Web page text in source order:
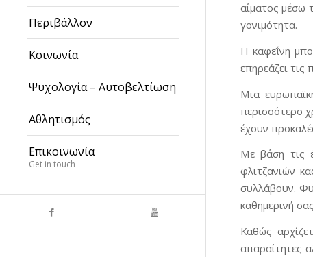
Περιβάλλον
Κοινωνία
Ψυχολογία – Αυτοβελτίωση
Αθλητισμός
Επικοινωνία
Get in touch
αίματος μέσω
γονιμότητα.
Η καφεΐνη
επηρεάζει τις
Μια
περισσότερο
έχουν
Με βάση τις
φλιτζανιών
συλλάβουν.
καθημερινή
Καθώς
απαραίτητες